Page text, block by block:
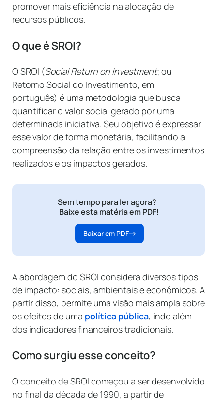
promover mais eficiência na alocação de
recursos públicos.
O que é SROI?
O SROI (Social Return on Investment; ou
Retorno Social do Investimento, em
português) é uma metodologia que busca
quantificar o valor social gerado por uma
determinada iniciativa. Seu objetivo é expressar
esse valor de forma monetária, facilitando a
compreensão da relação entre os investimentos
realizados e os impactos gerados.
Sem tempo para ler agora?
Baixe esta matéria em PDF!
Baixar em PDF
A abordagem do SROI considera diversos tipos
de impacto: sociais, ambientais e econômicos. A
partir disso, permite uma visão mais ampla sobre
os efeitos de uma política pública, indo além
dos indicadores financeiros tradicionais.
Como surgiu esse conceito?
O conceito de SROI começou a ser desenvolvido
no final da década de 1990, a partir de